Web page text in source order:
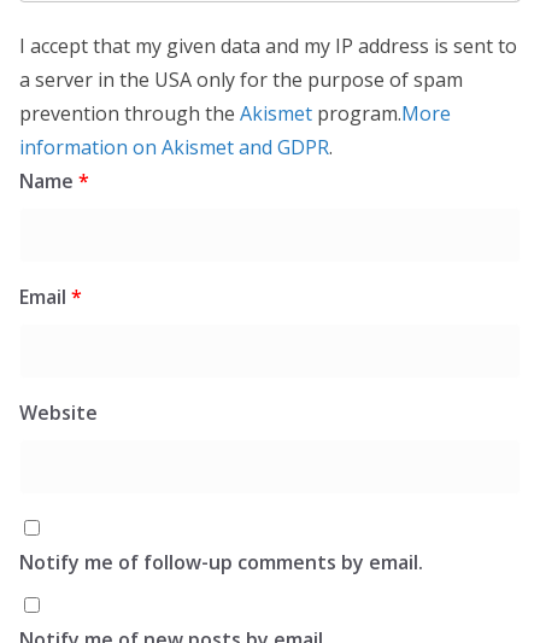
I accept that my given data and my IP address is sent to
a server in the USA only for the purpose of spam
prevention through the Akismet program.More
information on Akismet and GDPR.
Name *
Email *
Website
Notify me of follow-up comments by email.